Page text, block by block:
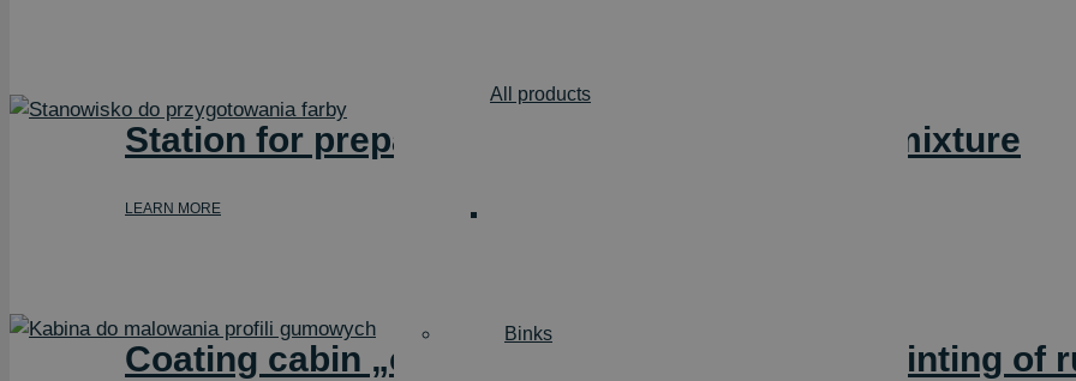
All products
Binks
Station for preparing a two-component paint mixture
LEARN MORE
Coating cabin „cabinet” type for automatic painting of